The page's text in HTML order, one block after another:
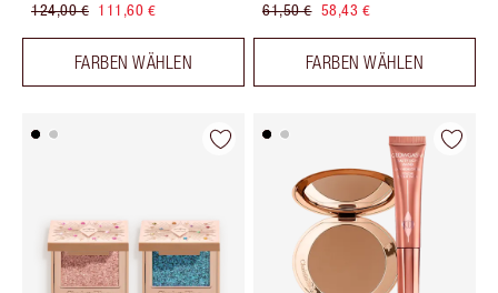
124,00 € 111,60 €
FARBEN WÄHLEN
61,50 € 58,43 €
FARBEN WÄHLEN